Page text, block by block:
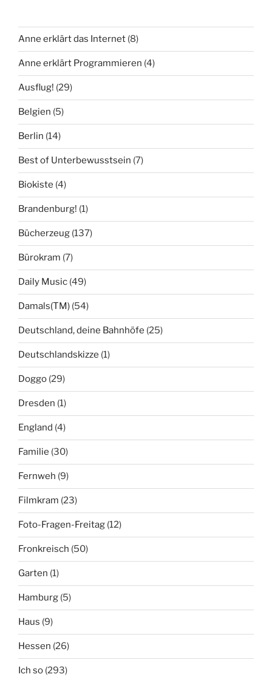
Anne erklärt das Internet (8)
Anne erklärt Programmieren (4)
Ausflug! (29)
Belgien (5)
Berlin (14)
Best of Unterbewusstsein (7)
Biokiste (4)
Brandenburg! (1)
Bücherzeug (137)
Bürokram (7)
Daily Music (49)
Damals(TM) (54)
Deutschland, deine Bahnhöfe (25)
Deutschlandskizze (1)
Doggo (29)
Dresden (1)
England (4)
Familie (30)
Fernweh (9)
Filmkram (23)
Foto-Fragen-Freitag (12)
Fronkreisch (50)
Garten (1)
Hamburg (5)
Haus (9)
Hessen (26)
Ich so (293)